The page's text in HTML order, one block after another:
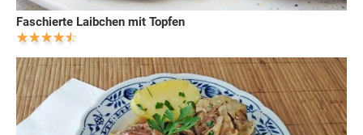
Faschierte Laibchen mit Topfen